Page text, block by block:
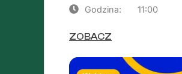
Godzina:
11:00
ZOBACZ